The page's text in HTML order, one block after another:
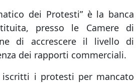
dei Protesti” è la banca
presso le Camere di
di accrescere il livello di
dei rapporti commerciali.
i protesti per mancato